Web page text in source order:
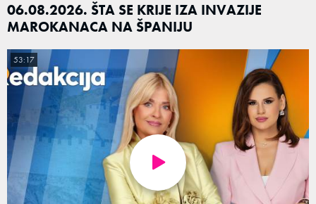
06.08.2026. ŠTA SE KRIJE IZA INVAZIJE
MAROKANACA NA ŠPANIJU
53:17